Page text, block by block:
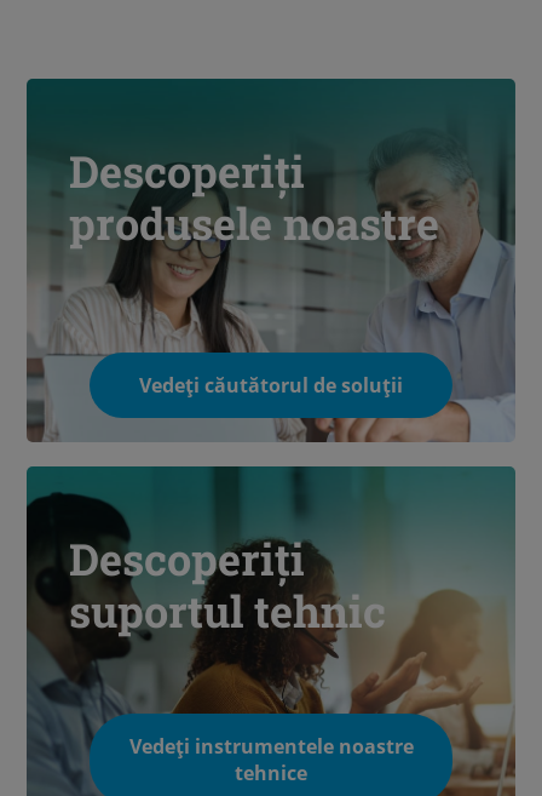
Descoperiți
produsele noastre
Vedeți căutătorul de soluții
Descoperiți
suportul tehnic
Vedeți instrumentele noastre
tehnice